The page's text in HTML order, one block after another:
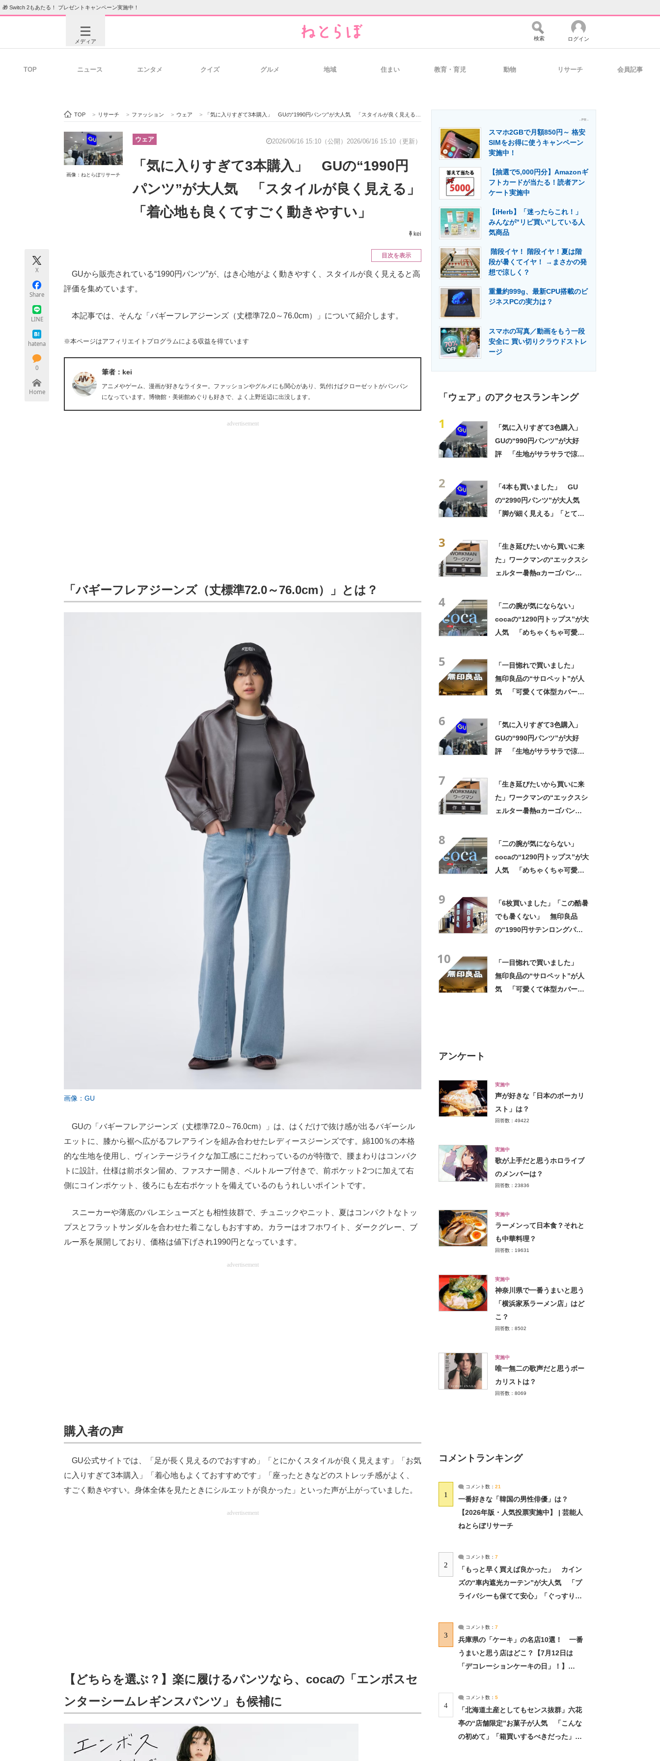
🎁 Switch 2もあたる！ プレゼントキャンペーン実施中！
メディア
ビジネスと働き方のヒント 経営リーダーのコミュニティ マーケ×ITの今がよく分かる
企業向けIT製品の総合サイト IT製品の技術・比較・事例 製造業のIT導入・活用を支援
エネルギーの専門メディア 建設×テクノロジーの最前線
ちょっと気になるネットの話題
検索 ログイン
TOP ニュース エンタメ クイズ グルメ 地域 住まい 教育・育児 動物 リサーチ 会員記事
TOP > リサーチ > ファッション > ウェア > 「気に入りすぎて3本購入」 GUの“1990円パンツ”が大人気 「スタイルが良く見える」「着心地も良くてすごく動きやすい」
画像：ねとらぼリサーチ
ウェア 2026/06/16 15:10（公開） 2026/06/16 15:10（更新）
「気に入りすぎて3本購入」 GUの“1990円
パンツ”が大人気 「スタイルが良く見える」
「着心地も良くてすごく動きやすい」
kei
X
Share
LINE
hatena
0
Home
目次を表示
GUから販売されている“1990円パンツ”が、はき心地がよく動きやすく、スタイルが良く見えると高
評価を集めています。
本記事では、そんな「バギーフレアジーンズ（丈標準72.0～76.0cm）」について紹介します。
※本ページはアフィリエイトプログラムによる収益を得ています
筆者：kei
アニメやゲーム、漫画が好きなライター。ファッションやグルメにも関心があり、気付けばクローゼットがパンパン
になっています。博物館・美術館めぐりも好きで、よく上野近辺に出没します。
advertisement
「バギーフレアジーンズ（丈標準72.0～76.0cm）」とは？
画像：GU
GUの「バギーフレアジーンズ（丈標準72.0～76.0cm）」は、はくだけで抜け感が出るバギーシル
エットに、膝から裾へ広がるフレアラインを組み合わせたレディースジーンズです。綿100％の本格
的な生地を使用し、ヴィンテージライクな加工感にこだわっているのが特徴で、腰まわりはコンパク
トに設計。仕様は前ボタン留め、ファスナー開き、ベルトループ付きで、前ポケット2つに加えて右
側にコインポケット、後ろにも左右ポケットを備えているのもうれしいポイントです。
スニーカーや薄底のバレエシューズとも相性抜群で、チュニックやニット、夏はコンパクトなトッ
プスとフラットサンダルを合わせた着こなしもおすすめ。カラーはオフホワイト、ダークグレー、ブ
ルー系を展開しており、価格は値下げされ1990円となっています。
advertisement
購入者の声
GU公式サイトでは、「足が長く見えるのでおすすめ」「とにかくスタイルが良く見えます」「お気
に入りすぎて3本購入」「着心地もよくておすすめです」「座ったときなどのストレッチ感がよく、
すごく動きやすい。身体全体を見たときにシルエットが良かった」といった声が上がっていました。
advertisement
【どちらを選ぶ？】楽に履けるパンツなら、cocaの「エンボスセ
ンターシームレギンスパンツ」も候補に
- PR -
スマホ2GBで月額850円～ 格安
SIMをお得に使うキャンペーン
実施中！
【抽選で5,000円分】Amazonギ
フトカードが当たる！読者アン
ケート実施中
【iHerb】「迷ったらこれ！」
みんなが"リピ買い"している人
気商品
階段イヤ！ 階段イヤ！夏は階
段が暑くてイヤ！ →まさかの発
想で涼しく？
重量約999g、最新CPU搭載のビ
ジネスPCの実力は？
スマホの写真／動画をもう一段
安全に 買い切りクラウドストレ
ージ
「ウェア」のアクセスランキング
1
「気に入りすぎて3色購入」
GUの“990円パンツ”が大好
評 「生地がサラサラで涼し
2
「4本も買いました」 GU
の“2990円パンツ”が大人気
「脚が細く見える」「とても
3
「生き延びたいから買いに来
た」ワークマンの“エックスシ
ェルター暑熱αカーゴパン
4
「二の腕が気にならない」
cocaの“1290円トップス”が大
人気 「めちゃくちゃ可愛
5
「一目惚れで買いました」
無印良品の“サロペット”が人
気 「可愛くて体型カバーし
6
「気に入りすぎて3色購入」
GUの“990円パンツ”が大好
評 「生地がサラサラで涼し
7
「生き延びたいから買いに来
た」ワークマンの“エックスシ
ェルター暑熱αカーゴパン
8
「二の腕が気にならない」
cocaの“1290円トップス”が大
人気 「めちゃくちゃ可愛
9
「6枚買いました」「この酷暑
でも暑くない」 無印良品
の“1990円サテンロングパン
10
「一目惚れで買いました」
無印良品の“サロペット”が人
気 「可愛くて体型カバーし
アンケート
実施中
声が好きな「日本のボーカリ
スト」は？
回答数：49422
実施中
歌が上手だと思うホロライブ
のメンバーは？
回答数：23836
実施中
ラーメンって日本食？それと
も中華料理？
回答数：19631
実施中
神奈川県で一番うまいと思う
「横浜家系ラーメン店」はど
こ？
回答数：8502
実施中
唯一無二の歌声だと思うボー
カリストは？
回答数：8069
コメントランキング
1
コメント数： 21
一番好きな「韓国の男性俳優」は？
【2026年版・人気投票実施中】 | 芸能人
ねとらぼリサーチ
2
コメント数： 7
「もっと早く買えば良かった」 カイン
ズの“車内遮光カーテン”が大人気 「プ
ライバシーも保てて安心」「ぐっすり眠
3
コメント数： 7
兵庫県の「ケーキ」の名店10選！ 一番
うまいと思う店はどこ？【7月12日は
「デコレーションケーキの日」！】
4
コメント数： 5
「北海道土産としてもセンス抜群」六花
亭の“店舗限定”お菓子が人気 「こんな
の初めて」「箱買いするべきだった」